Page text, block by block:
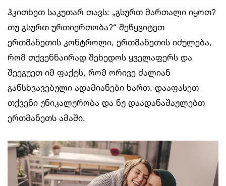
ჰკითხეთ საკუთარ თავს: „გსურთ მართალი იყოთ?
თუ გსურთ ურთიერთობა?“ შეწყვიტეთ
ერთმანეთის კონტროლი, ერთმანეთის იძულება,
რომ თქვენნაირად შეხედოს ყველაფერს და
შეეგუეთ იმ ფაქტს, რომ ორივე ძალიან
განსხვავებული ადამიანები ხართ. დააფასეთ
თქვენი უნიკალურობა და ნუ დაადანაშაულებთ
ერთმანეთს ამაში.